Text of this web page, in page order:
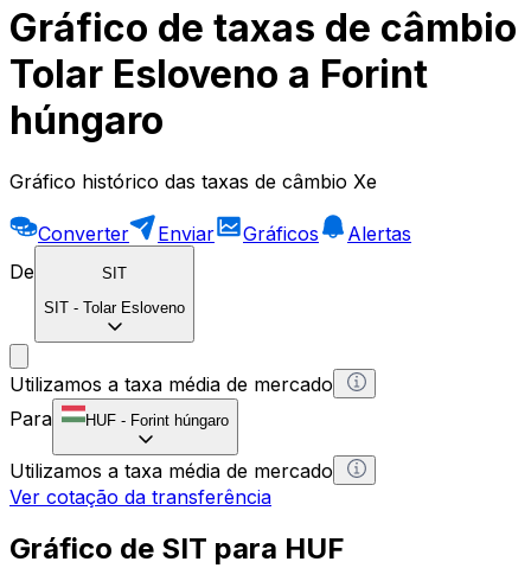
Gráfico de taxas de câmbio
Tolar Esloveno a Forint
húngaro
Gráfico histórico das taxas de câmbio Xe
Converter Enviar Gráficos
Alertas
De
SIT
SIT - Tolar Esloveno
Utilizamos a taxa média de mercado
Para
HUF - Forint húngaro
Utilizamos a taxa média de mercado
Ver cotação da transferência
Gráfico de SIT para HUF